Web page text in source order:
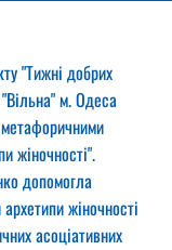
"Тижні добрих
м. Одеса
жіночності".
допомогла
жіночності
асоціативних